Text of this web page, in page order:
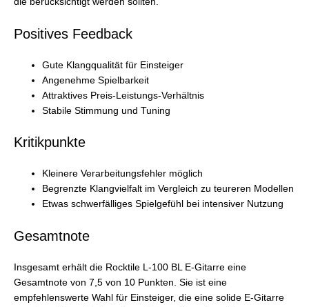
Positives Feedback
Gute Klangqualität für Einsteiger
Angenehme Spielbarkeit
Attraktives Preis-Leistungs-Verhältnis
Stabile Stimmung und Tuning
Kritikpunkte
Kleinere Verarbeitungsfehler möglich
Begrenzte Klangvielfalt im Vergleich zu teureren Modellen
Etwas schwerfälliges Spielgefühl bei intensiver Nutzung
Gesamtnote
Insgesamt erhält die Rocktile L-100 BL E-Gitarre eine
Gesamtnote von 7,5 von 10 Punkten. Sie ist eine
empfehlenswerte Wahl für Einsteiger, die eine solide E-Gitarre